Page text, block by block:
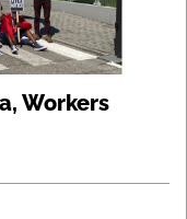
Workers